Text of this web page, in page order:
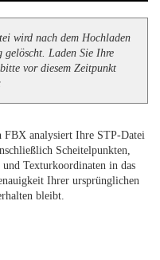
wird nach dem Hochladen
gelöscht. Laden Sie Ihre
vor diesem Zeitpunkt
FBX analysiert Ihre STP-Datei
Scheitelpunkten,
Texturkoordinaten in das
Ihrer ursprünglichen
bleibt.